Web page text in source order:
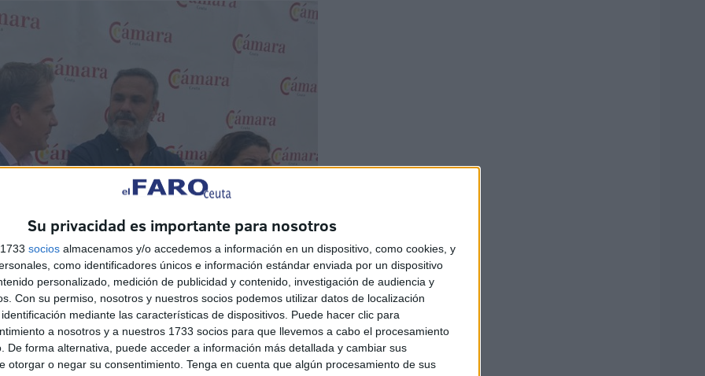
Su privacidad es importante para nosotros
socios almacenamos y/o accedemos a información en un dispositivo, como cookies, y
como identificadores únicos e información estándar enviada por un dispositivo
personalizado, medición de publicidad y contenido, investigación de audiencia y
Con su permiso, nosotros y nuestros socios podemos utilizar datos de localización
mediante las características de dispositivos. Puede hacer clic para
a nosotros y a nuestros 1733 socios para que llevemos a cabo el procesamiento
De forma alternativa, puede acceder a información más detallada y cambiar sus
otorgar o negar su consentimiento. Tenga en cuenta que algún procesamiento de sus